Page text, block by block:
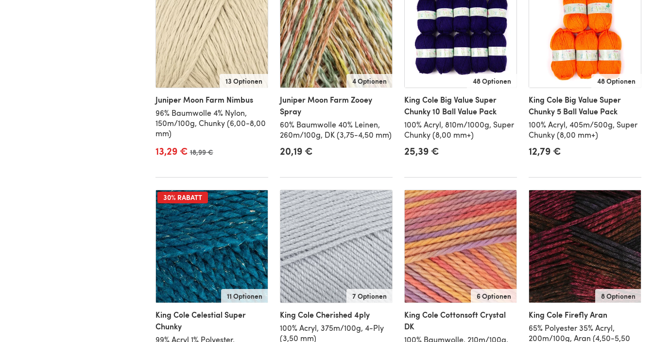
13 Optionen
Juniper Moon Farm Nimbus
96% Baumwolle 4% Nylon,
150m/100g, Chunky (6,00-8,00
mm)
13,29 € Alter Preis
18,99 €
4 Optionen
Juniper Moon Farm Zooey
Spray
60% Baumwolle 40% Leinen,
260m/100g, DK (3,75-4,50 mm)
20,19 €
48 Optionen
King Cole Big Value Super
Chunky 10 Ball Value Pack
100% Acryl, 810m/1000g, Super
Chunky (8,00 mm+)
25,39 €
48 Optionen
King Cole Big Value Super
Chunky 5 Ball Value Pack
100% Acryl, 405m/500g, Super
Chunky (8,00 mm+)
12,79 €
30% RABATT
11 Optionen
King Cole Celestial Super
Chunky
99% Acryl 1% Polyester,
7 Optionen
King Cole Cherished 4ply
100% Acryl, 375m/100g, 4-Ply
(3,50 mm)
6 Optionen
King Cole Cottonsoft Crystal
DK
100% Baumwolle, 210m/100g,
8 Optionen
King Cole Firefly Aran
65% Polyester 35% Acryl,
200m/100g, Aran (4,50-5,50